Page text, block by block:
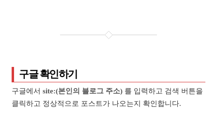
구글 확인하기
구글에서 site:(본인의 블로그 주소) 를 입력하고 검색 버튼을
클릭하고 정상적으로 포스트가 나오는지 확인합니다.